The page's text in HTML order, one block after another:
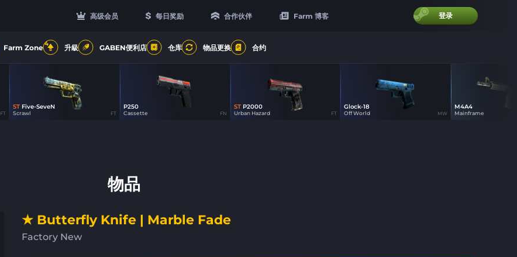
高级会员 每日奖励 合作伙伴 Farm 博客 登录
Farm Zone4 升級 GABEN便利店 仓库 物品更换 合约
FT
ST Five-SeveN
Scrawl FT
P250
Cassette FN 75
ST P2000
Urban Hazard FT 75
Glock-18
Off World MW
M4A4
Mainframe
物品
★ Butterfly Knife | Marble Fade
Factory New